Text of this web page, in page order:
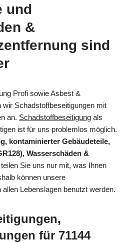
und
&
sind
Profi sowie Asbest &
Schadstoffbeseitigungen mit
an. Schadstoffbeseitigung als
ist für uns problemlos möglich.
kontaminierter Gebäudeteile,
Wasserschäden &
teilen Sie uns nur mit, was Ihnen
können unsere
Lebenslagen benutzt werden.
für 71144